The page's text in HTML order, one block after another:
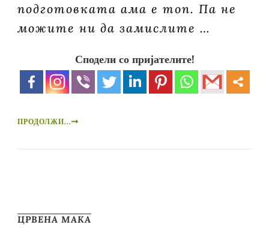
подготовката ама е топ. Па не
можите ни да замислите …
Сподели со пријателите!
ПРОДОЛЖИ...
ЦРВЕНА МАКА